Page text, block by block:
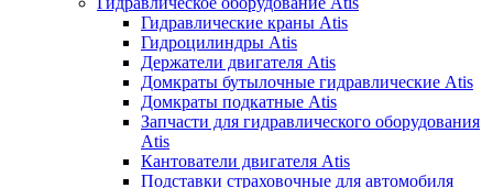
Гидравлические краны Atis
Гидроцилиндры Atis
Держатели двигателя Atis
Домкраты бутылочные гидравлические Atis
Домкраты подкатные Atis
Запчасти для гидравлического оборудования
Atis
Кантователи двигателя Atis
Подставки страховочные для автомобиля